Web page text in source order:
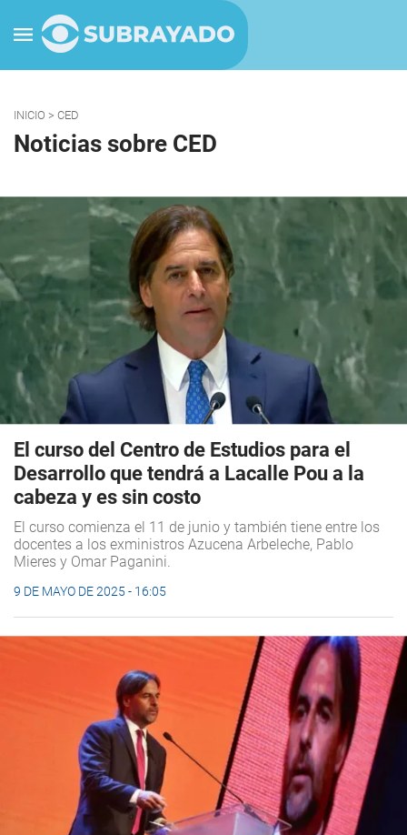
INICIO > CED
Noticias sobre CED
El curso del Centro de Estudios para el
Desarrollo que tendrá a Lacalle Pou a la
cabeza y es sin costo
El curso comienza el 11 de junio y también tiene entre los
docentes a los exministros Azucena Arbeleche, Pablo
Mieres y Omar Paganini.
9 DE MAYO DE 2025 - 16:05